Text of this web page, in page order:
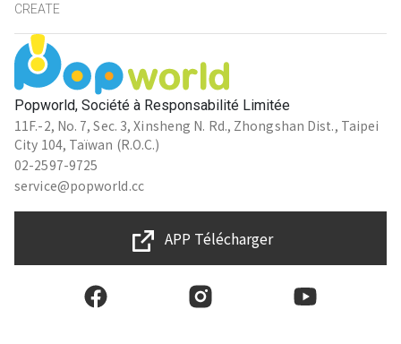
Popworld, Société à Responsabilité Limitée
11F.-2, No. 7, Sec. 3, Xinsheng N. Rd., Zhongshan Dist., Taipei
City 104, Taïwan (R.O.C.)
02-2597-9725
service@popworld.cc
CREATE
APP Télécharger